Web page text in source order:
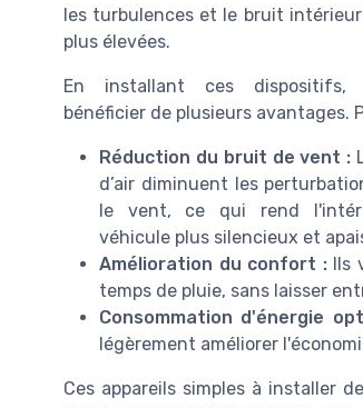
les turbulences et le bruit
plus élevées.
En installant ces dispositifs,
bénéficier de plusieurs avantages.
Réduction du bruit de vent :
d’air diminuent les
le vent, ce qui rend
véhicule plus silencieux et
Amélioration du confort :Ils
temps de pluie, sans laisser
Consommation d'énergie
légèrement améliorer
Ces appareils simples à installer